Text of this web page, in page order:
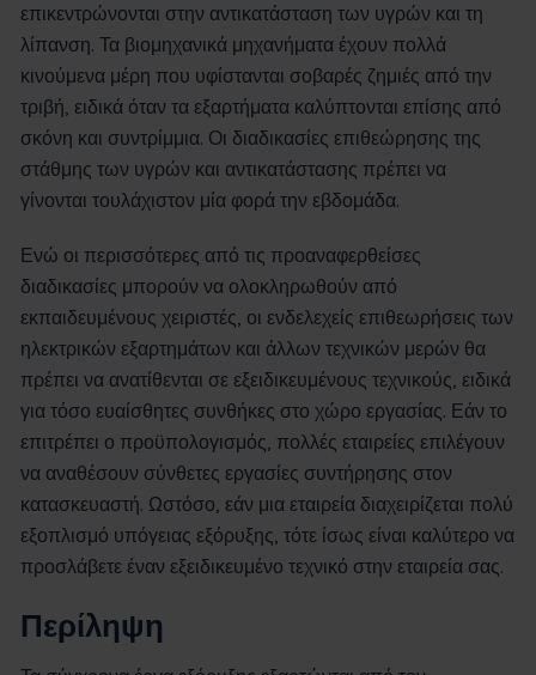
επικεντρώνονται στην αντικατάσταση των υγρών και τη
λίπανση. Τα βιομηχανικά μηχανήματα έχουν πολλά
κινούμενα μέρη που υφίστανται σοβαρές ζημιές από την
τριβή, ειδικά όταν τα εξαρτήματα καλύπτονται επίσης από
σκόνη και συντρίμμια. Οι διαδικασίες επιθεώρησης της
στάθμης των υγρών και αντικατάστασης πρέπει να
γίνονται τουλάχιστον μία φορά την εβδομάδα.
Ενώ οι περισσότερες από τις προαναφερθείσες
διαδικασίες μπορούν να ολοκληρωθούν από
εκπαιδευμένους χειριστές, οι ενδελεχείς επιθεωρήσεις των
ηλεκτρικών εξαρτημάτων και άλλων τεχνικών μερών θα
πρέπει να ανατίθενται σε εξειδικευμένους τεχνικούς, ειδικά
για τόσο ευαίσθητες συνθήκες στο χώρο εργασίας. Εάν το
επιτρέπει ο προϋπολογισμός, πολλές εταιρείες επιλέγουν
να αναθέσουν σύνθετες εργασίες συντήρησης στον
κατασκευαστή. Ωστόσο, εάν μια εταιρεία διαχειρίζεται πολύ
εξοπλισμό υπόγειας εξόρυξης, τότε ίσως είναι καλύτερο να
προσλάβετε έναν εξειδικευμένο τεχνικό στην εταιρεία σας.
Περίληψη